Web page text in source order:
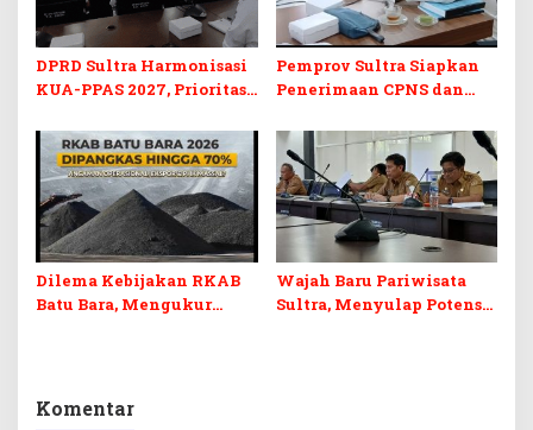
DPRD Sultra Harmonisasi
KUA-PPAS 2027, Prioritas
dan Pelunasan Utang
Infrastruktur
Pemprov Sultra Siapkan
Penerimaan CPNS dan
Desak Formasi Disabilitas
Dilema Kebijakan RKAB
Batu Bara, Mengukur
Wajah Baru Pariwisata
Sultra, Menyulap Potensi
Komentar